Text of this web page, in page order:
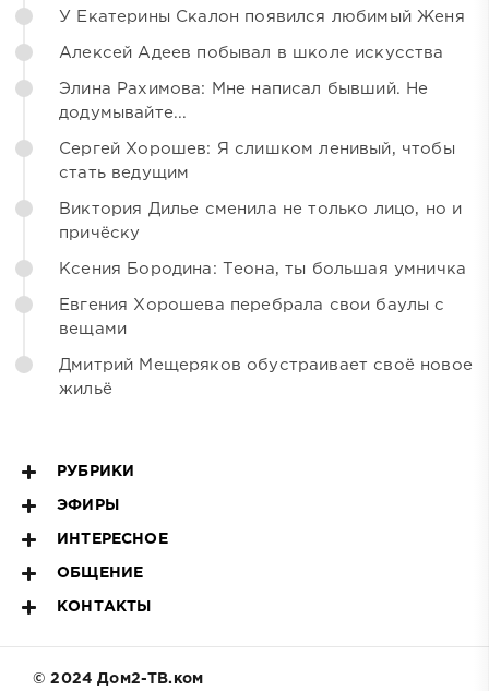
У Екатерины Скалон появился любимый Женя
Алексей Адеев побывал в школе искусства
Элина Рахимова: Мне написал бывший. Не
додумывайте...
Сергей Хорошев: Я слишком ленивый, чтобы
стать ведущим
Виктория Дилье сменила не только лицо, но и
причёску
Ксения Бородина: Теона, ты большая умничка
Евгения Хорошева перебрала свои баулы с
вещами
Дмитрий Мещеряков обустраивает своё новое
жильё
РУБРИКИ
ЭФИРЫ
ИНТЕРЕСНОЕ
ОБЩЕНИЕ
КОНТАКТЫ
© 2024 Дом2-ТВ.ком